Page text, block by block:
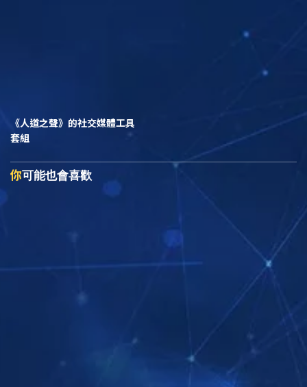
《人道之聲》 的社交媒體工具
套組
你可能也會喜歡
探索系列節目